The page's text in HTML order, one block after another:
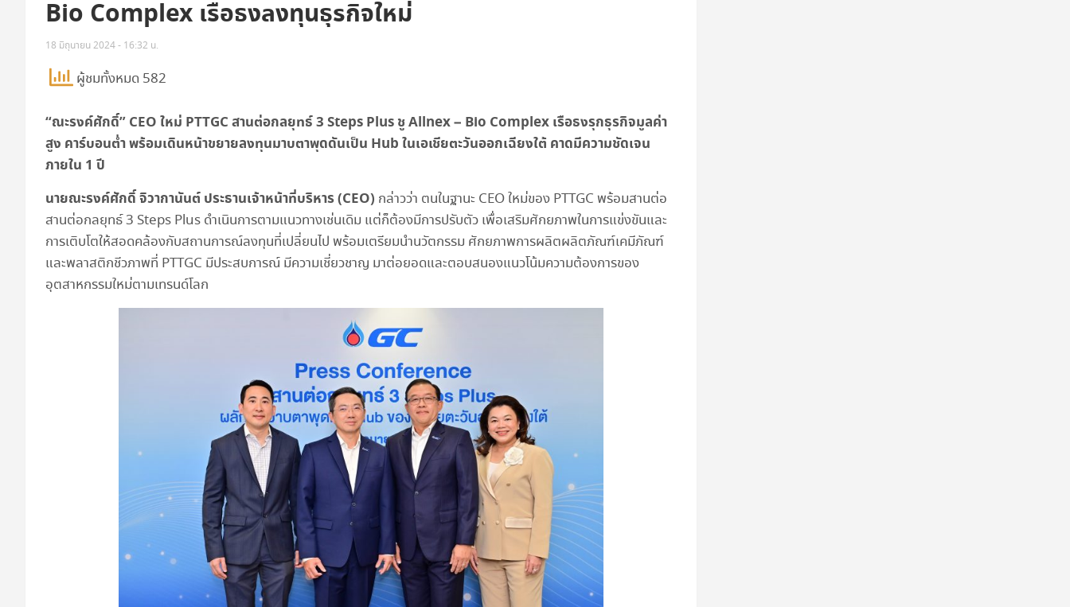
Bio Complex เรือธงลงทุนธุรกิจใหม่
18 มิถุนายน 2024 - 16:32 น.
ผู้ชมทั้งหมด 582
“ณะรงค์ศักดิ์” CEO ใหม่ PTTGC สานต่อกลยุทธ์ 3 Steps Plus ชู Allnex – Bio Complex เรือธงรุกธุรกิจมูลค่า
สูง คาร์บอนตํ่า พร้อมเดินหน้าขยายลงทุนมาบตาพุดดันเป็น Hub ในเอเชียตะวันออกเฉียงใต้ คาดมีความชัดเจน
ภายใน 1 ปี
นายณะรงค์ศักดิ์ จิวากานันต์ ประธานเจ้าหน้าที่บริหาร(CEO) กล่าวว่า ตนในฐานะ CEO ใหม่ของ PTTGC พร้อมสานต่อ
สานต่อกลยุทธ์ 3 Steps Plus ดำเนินการตามแนวทางเช่นเดิม แต่ก็ต้องมีการปรับตัว เพื่อเสริมศักยภาพในการแข่งขันและ
การเติบโตให้สอดคล้องกับสถานการณ์ลงทุนที่เปลี่ยนไป พร้อมเตรียมนำนวัตกรรม ศักยภาพการผลิตผลิตภัณฑ์เคมีภัณฑ์
และพลาสติกชีวภาพที่ PTTGC มีประสบการณ์ มีความเชี่ยวชาญ มาต่อยอดและตอบสนองแนวโน้มความต้องการของ
อุตสาหกรรมใหม่ตามเทรนด์โลก